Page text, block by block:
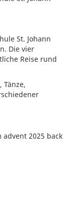
St. Johann
Die vier
Reise rund
Tänze,